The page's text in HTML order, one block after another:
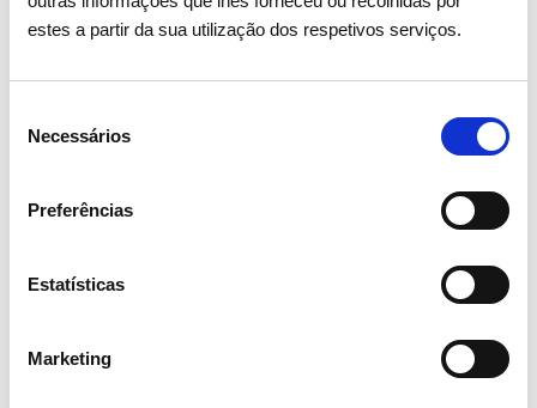
estes a partir da sua utilização dos respetivos serviços.
Necessários
Preferências
Estatísticas
Marketing
06 JULHO 2026
da REN
Investidores